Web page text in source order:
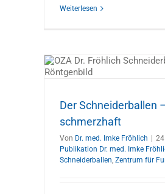
Weiterlesen
Der Schneiderballen
schmerzhaft
Von Dr. med. Imke Fröhlich
Publikation Dr. med. Imke
Schneiderballen, Zentrum für
Faszination
Allgemein